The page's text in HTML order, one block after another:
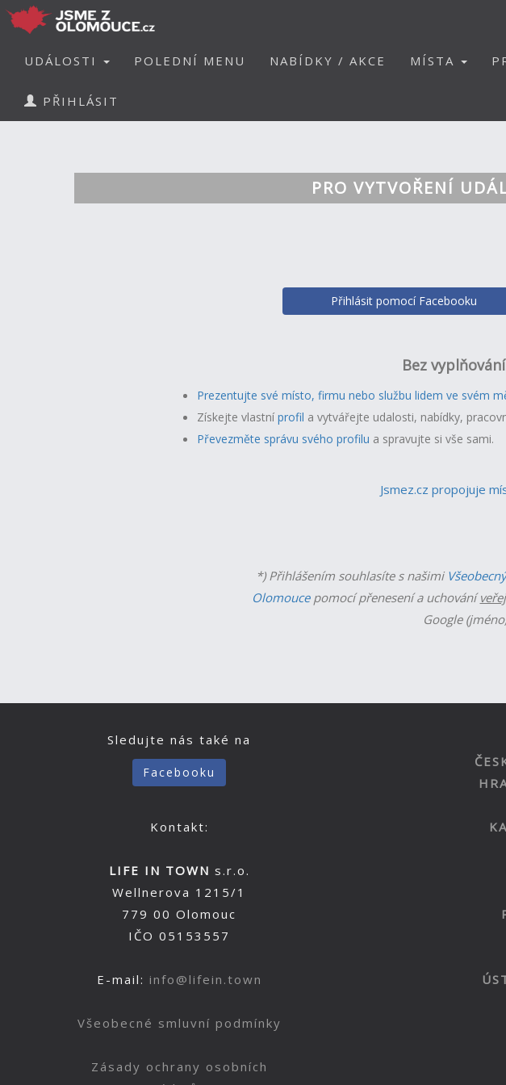
UDÁLOSTI POLEDNÍ MENU NABÍDKY / AKCE MÍSTA
PŘIHLÁSIT
PRO VYTVOŘENÍ
Přihlásit pomocí Facebooku
Bez
Prezentujte své místo, firmu nebo službu lidem ve svém
Získejte vlastní profil a vytvářejte udalosti, nabídky,
Převezměte správu svého profilu a spravujte si vše sami.
Jsmez.cz propojuje
*) Přihlášením souhlasíte s našimi
Olomoucepomocí přenesení a uchování
Google
Sledujte nás také na
Facebooku
Kontakt:
LIFE IN TOWN s.r.o.
Wellnerova 1215/1
779 00 Olomouc
IČO 05153557
E-mail: info@lifein.town
Všeobecné smluvní podmínky
Zásady ochrany osobních